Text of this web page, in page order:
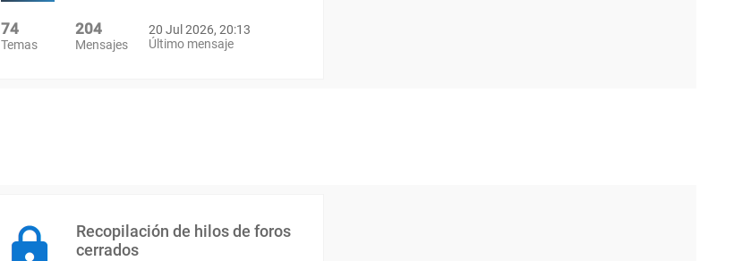
74
Temas
204
Mensajes
20 Jul 2026, 20:13
Último mensaje
Recopilación de hilos de foros
cerrados